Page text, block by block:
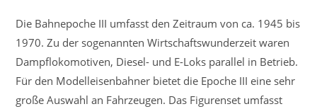
Die Bahnepoche III umfasst den Zeitraum von ca. 1945 bis
1970. Zu der sogenannten Wirtschaftswunderzeit waren
Dampflokomotiven, Diesel- und E-Loks parallel in Betrieb.
Für den Modelleisenbahner bietet die Epoche III eine sehr
große Auswahl an Fahrzeugen. Das Figurenset umfasst